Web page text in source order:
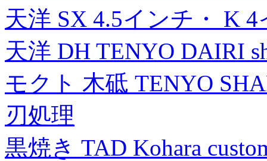
天洋 SX 4.5インチ・ K
天洋 DH TENYO DAIRI
モクト 木砥 TENYO
刃処理
黒焼き TAD Kohara